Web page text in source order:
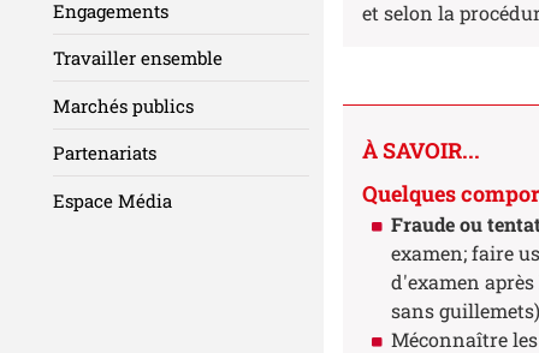
et selon la
À SAVOIR...
Quelques
Fraude ou
examen; faire
d'examen
sans
Méconnaître
Engagements
Travailler ensemble
Marchés publics
Partenariats
Espace Média